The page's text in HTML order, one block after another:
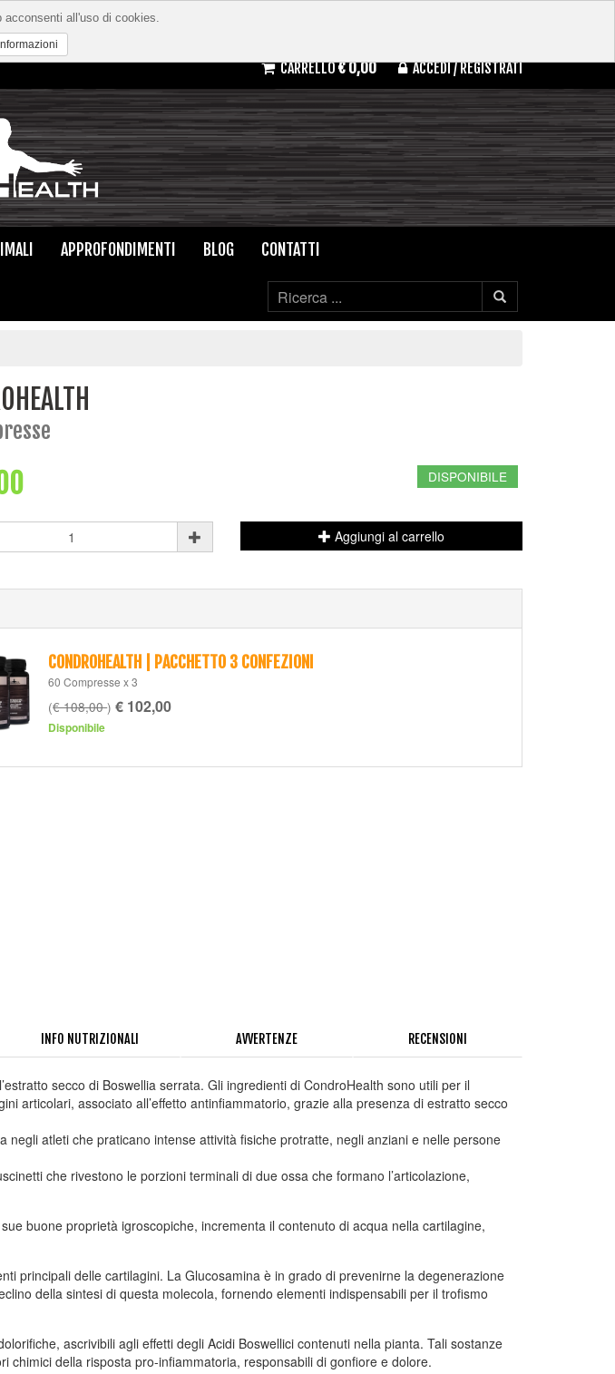
CARRELLO€ 0,00 ACCEDI / REGISTRATI
APPROFONDIMENTI BLOG CONTATTI
DISPONIBILE
Aggiungi al carrello
CONDROHEALTH | PACCHETTO 3 CONFEZIONI
60 Compresse x 3
(€ 108,00) € 102,00
Disponibile
INFO NUTRIZIONALI AVVERTENZE RECENSIONI
secco di Boswellia serrata. Gli ingredienti di CondroHealth sono utili per il
articolari, associato all’effetto antinfiammatorio, grazie alla presenza di estratto secco
atleti che praticano intense attività fisiche protratte, negli anziani e nelle persone
che rivestono le porzioni terminali di due ossa che formano l’articolazione,
buone proprietà igroscopiche, incrementa il contenuto di acqua nella cartilagine,
principali delle cartilagini. La Glucosamina è in grado di prevenirne la degenerazione
della sintesi di questa molecola, fornendo elementi indispensabili per il trofismo
ascrivibili agli effetti degli Acidi Boswellici contenuti nella pianta. Tali sostanze
della risposta pro-infiammatoria, responsabili di gonfiore e dolore.
all'uso di cookies.
Informazioni